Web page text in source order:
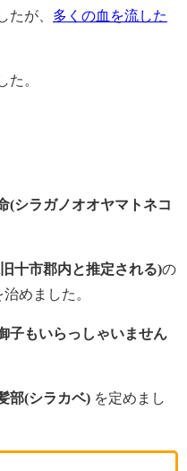
たが、 多くの血を流した
た。
(シラガノオオヤマトネコ
市郡内と推定される)の
めました。
子もいらっしゃいません
部(シラカベ) を定めまし